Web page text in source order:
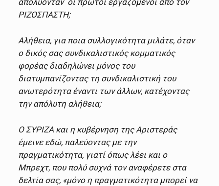
απολύονταν οι πρώτοι εργαζόμενοι από τον
ΡΙΖΟΣΠΑΣΤΗ;
Αλήθεια, για ποια συλλογικότητα μιλάτε, όταν
ο δικός σας συνδικαλιστικός κομματικός
φορέας διαδηλώνει μόνος του
διατυμπανίζοντας τη συνδικαλιστική του
ανωτερότητα έναντι των άλλων, κατέχοντας
την απόλυτη αλήθεια;
Ο ΣΥΡΙΖΑ και η κυβέρνηση της Αριστεράς
έμεινε εδώ, παλεύοντας με την
πραγματικότητα, γιατί όπως λέει και ο
Μπρεχτ, που πολύ συχνά τον αναφέρετε στα
δελτία σας, «μόνο η πραγματικότητα μπορεί να